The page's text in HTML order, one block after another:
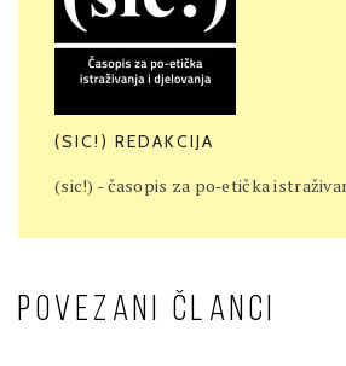
(SIC!) REDAKCIJA
(sic!) - časopis za po‐etička
POVEZANI ČLANCI